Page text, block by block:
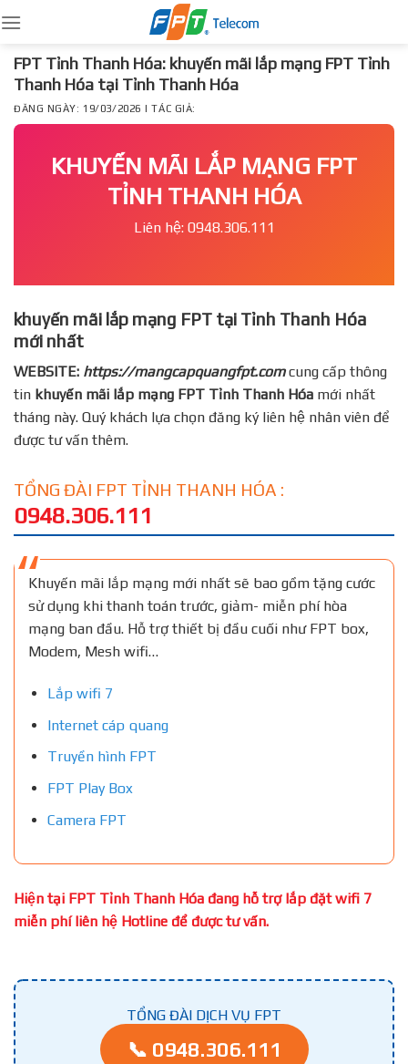
to
content
FPT Tỉnh Thanh Hóa: khuyến mãi lắp mạng FPT Tỉnh
Thanh Hóa tại Tỉnh Thanh Hóa
ĐĂNG NGÀY: 19/03/2026 | TÁC GIẢ:
KHUYẾN MÃI LẮP MẠNG FPT
TỈNH THANH HÓA
Liên hệ: 0948.306.111
khuyến mãi lắp mạng FPT tại Tỉnh Thanh Hóa
mới nhất
WEBSITE: https://mangcapquangfpt.comcung cấp thông
tin khuyến mãi lắp mạng FPT Tỉnh Thanh Hóa mới nhất
tháng này. Quý khách lựa chọn đăng ký liên hệ nhân viên để
được tư vấn thêm.
TỔNG ĐÀI FPT TỈNH THANH HÓA :
0948.306.111
Khuyến mãi lắp mạng mới nhất sẽ bao gồm tặng cước
sử dụng khi thanh toán trước, giảm- miễn phí hòa
mạng ban đầu. Hỗ trợ thiết bị đầu cuối như FPT box,
Modem, Mesh wifi…
Lắp wifi 7
Internet cáp quang
Truyền hình FPT
FPT Play Box
Camera FPT
Hiện tại FPT Tỉnh Thanh Hóa đang hỗ trợ lắp đặt wifi 7
miễn phí liên hệ Hotline để được tư vấn.
TỔNG ĐÀI DỊCH VỤ FPT
📞 0948.306.111